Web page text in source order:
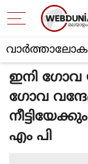
ഇനി ഗോവ
ഗോവ
എം പി